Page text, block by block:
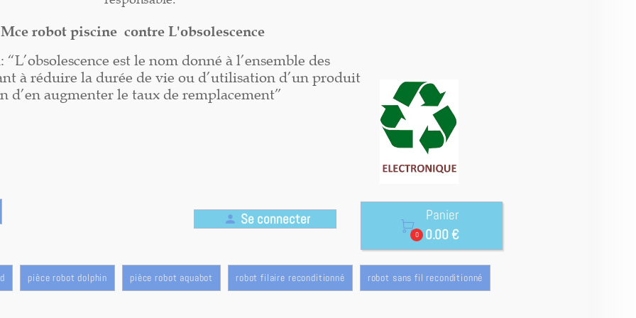
Mce robot piscine contre L'obsolescence
est le nom donné à l’ensemble des
à réduire la durée de vie ou d’utilisation d’un produit
d’en augmenter le taux de remplacement”

0
Panier
0.00 €
pièce robot dolphin pièce robot aquabot robot filaire reconditionné robot sans fil reconditionné
person Se connecter